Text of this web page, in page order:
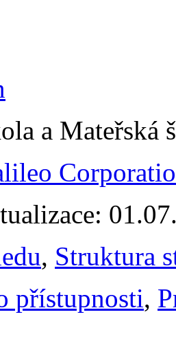
a
, Struktura
přístupnosti,